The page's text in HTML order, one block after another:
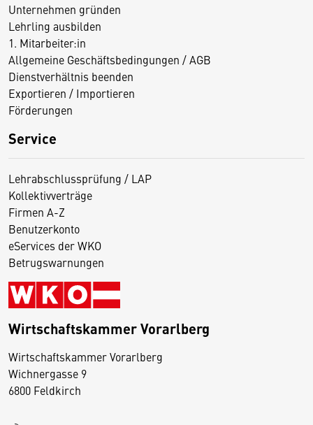
Unternehmen gründen
Lehrling ausbilden
1. Mitarbeiter:in
Allgemeine Geschäftsbedingungen / AGB
Dienstverhältnis beenden
Exportieren / Importieren
Förderungen
Service
Lehrabschlussprüfung / LAP
Kollektivverträge
Firmen A-Z
Benutzerkonto
eServices der WKO
Betrugswarnungen
Wirtschaftskammer Vorarlberg
Wirtschaftskammer Vorarlberg
Wichnergasse 9
6800 Feldkirch
D
i
e